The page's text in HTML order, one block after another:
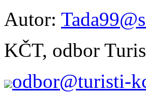
Autor:
KČT, odbor
odbor@turisti-